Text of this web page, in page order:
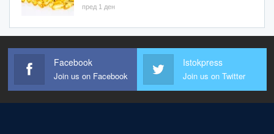
пред 1 ден
Facebook
Join us on Facebook
Istokpress
Join us on Twitter